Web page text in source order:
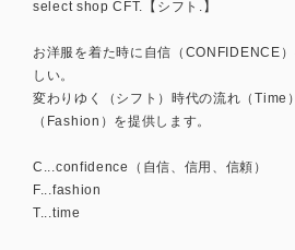
select shop CFT.【シフト.】
お洋服を着た時に自信（CONFIDENCE
しい。
変わりゆく（シフト）時代の流れ（Time
（Fashion）を提供します。
C...confidence（自信、信用、信頼）
F...fashion
T...time